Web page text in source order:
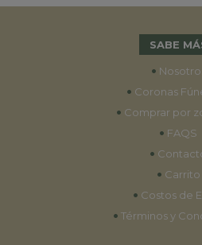
SABE
•
• Coronas
• Comprar por
• FAQS
•
• Carrito
• Costos de
• Términos y